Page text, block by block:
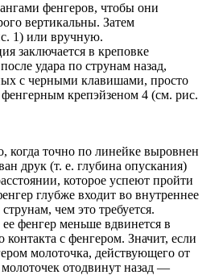
фенгеров, чтобы они
вертикальны. Затем
1) или вручную.
заключается в креповке
удара по струнам назад,
с черными клавишами, просто
крепэйзеном 4 (см. рис.
когда точно по линейке выровнен
друк (т. е. глубина опускания)
которое успеют пройти
глубже входит во внутреннее
чем это требуется.
фенгер меньше вдвинется в
с фенгером. Значит, если
молоточка, действующего от
отодвинут назад —